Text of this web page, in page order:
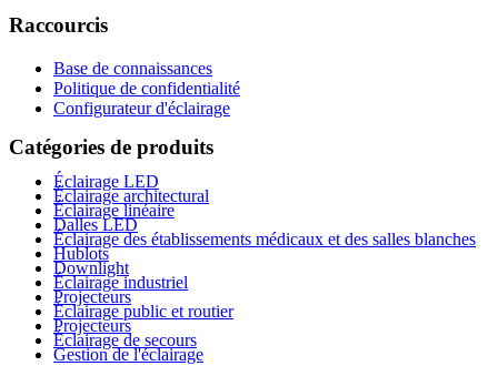
Raccourcis
Base de connaissances
Politique de confidentialité
Configurateur d'éclairage
Catégories de produits
Éclairage LED
Éclairage architectural
Éclairage linéaire
Dalles LED
Éclairage des établissements médicaux et des salles blanches
Hublots
Downlight
Éclairage industriel
Projecteurs
Éclairage public et routier
Projecteurs
Éclairage de secours
Gestion de l'éclairage